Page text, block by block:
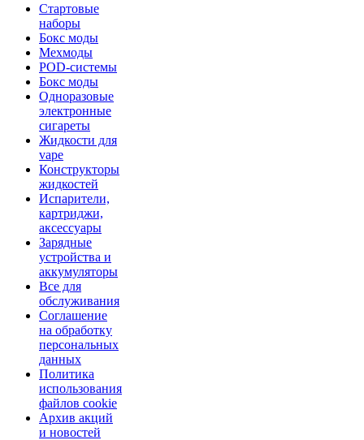
Стартовые
наборы
Бокс моды
Мехмоды
POD-системы
Бокс моды
Одноразовые
электронные
сигареты
Жидкости для
vape
Конструкторы
жидкостей
Испарители,
картриджи,
аксессуары
Зарядные
устройства и
аккумуляторы
Все для
обслуживания
Соглашение
на обработку
персональных
данных
Политика
использования
файлов cookie
Архив акций
и новостей